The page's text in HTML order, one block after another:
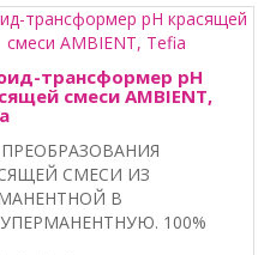
трансформер pH
смеси AMBIENT,
СМЕСИ ИЗ
В
100%